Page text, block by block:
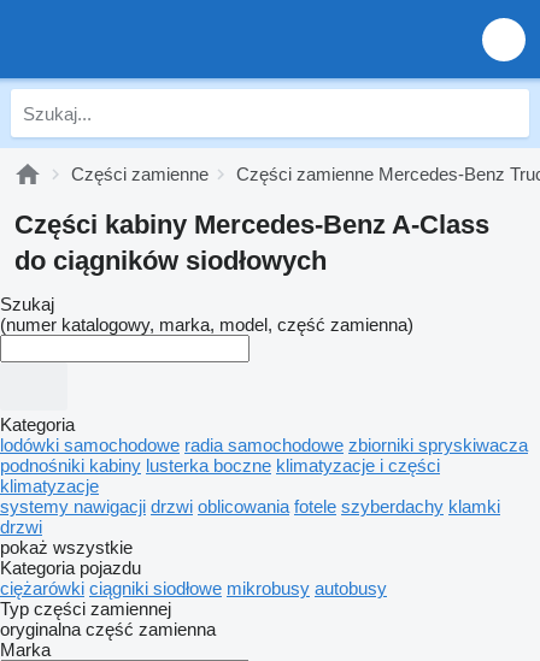
Części zamienne Części zamienne Mercedes-Benz
Części kabiny Mercedes-Benz A-Class
do ciągników siodłowych
Szukaj
(numer katalogowy, marka, model, część zamienna)
Kategoria
lodówki samochodowe radia samochodowe zbiorniki spryskiwacza
podnośniki kabiny lusterka boczne klimatyzacje i części
klimatyzacje
systemy nawigacji drzwi oblicowania fotele szyberdachy klamki
drzwi
pokaż wszystkie
Kategoria pojazdu
ciężarówki ciągniki siodłowe mikrobusy autobusy
Typ części zamiennej
oryginalna część zamienna
Marka